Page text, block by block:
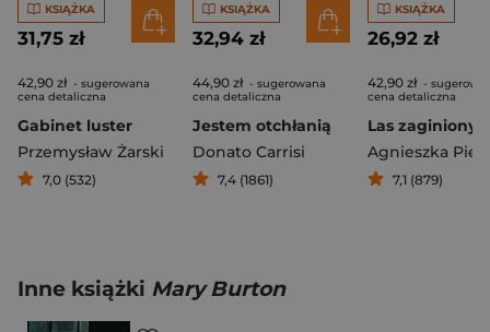
KSIĄŻKA
31,75 zł
42,90 zł - sugerowana
cena detaliczna
Gabinet luster
Przemysław Żarski
7,0 (532)
KSIĄŻKA
32,94 zł
44,90 zł - sugerowana
cena detaliczna
Jestem otchłanią
Donato Carrisi
7,4 (1861)
KSIĄŻKA
26,92 zł
42,90 zł -
cena detaliczna
Las
Agnieszka
7,1 (879)
Inne książki Mary Burton